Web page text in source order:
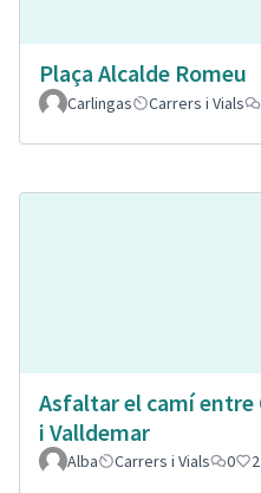
Plaça Alcalde Romeu
Carlingas
Carrers i Vials
Asfaltar el camí entre
i Valldemar
Alba Carrers i Vials 0 2